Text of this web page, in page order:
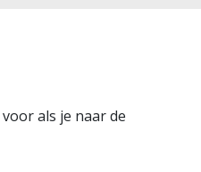
voor als je naar de